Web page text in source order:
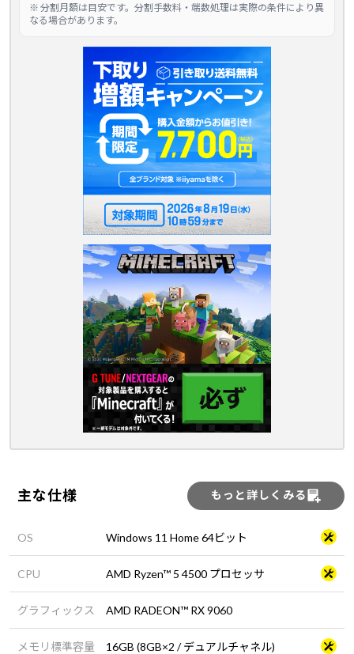
※ 分割月額は目安です。分割手数料・端数処理は実際の条件により異
なる場合があります。
主な仕様 もっと詳しくみる
OS Windows 11 Home 64ビット
CPU AMD Ryzen™ 5 4500 プロセッサ
グラフィックス AMD RADEON™ RX 9060
メモリ標準容量 16GB (8GB×2 / デュアルチャネル)